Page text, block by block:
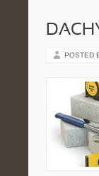
POSTED